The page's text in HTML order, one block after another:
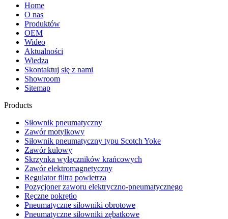
Home
O nas
Produktów
OEM
Wideo
Aktualności
Wiedza
Skontaktuj się z nami
Showroom
Sitemap
Products
Siłownik pneumatyczny
Zawór motylkowy
Siłownik pneumatyczny typu Scotch Yoke
Zawór kulowy
Skrzynka wyłączników krańcowych
Zawór elektromagnetyczny
Regulator filtra powietrza
Pozycjoner zaworu elektryczno-pneumatycznego
Ręczne pokrętło
Pneumatyczne siłowniki obrotowe
Pneumatyczne siłowniki zębatkowe